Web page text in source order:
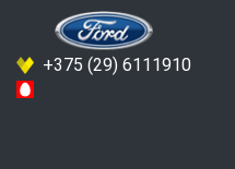
+375 (29) 6111910